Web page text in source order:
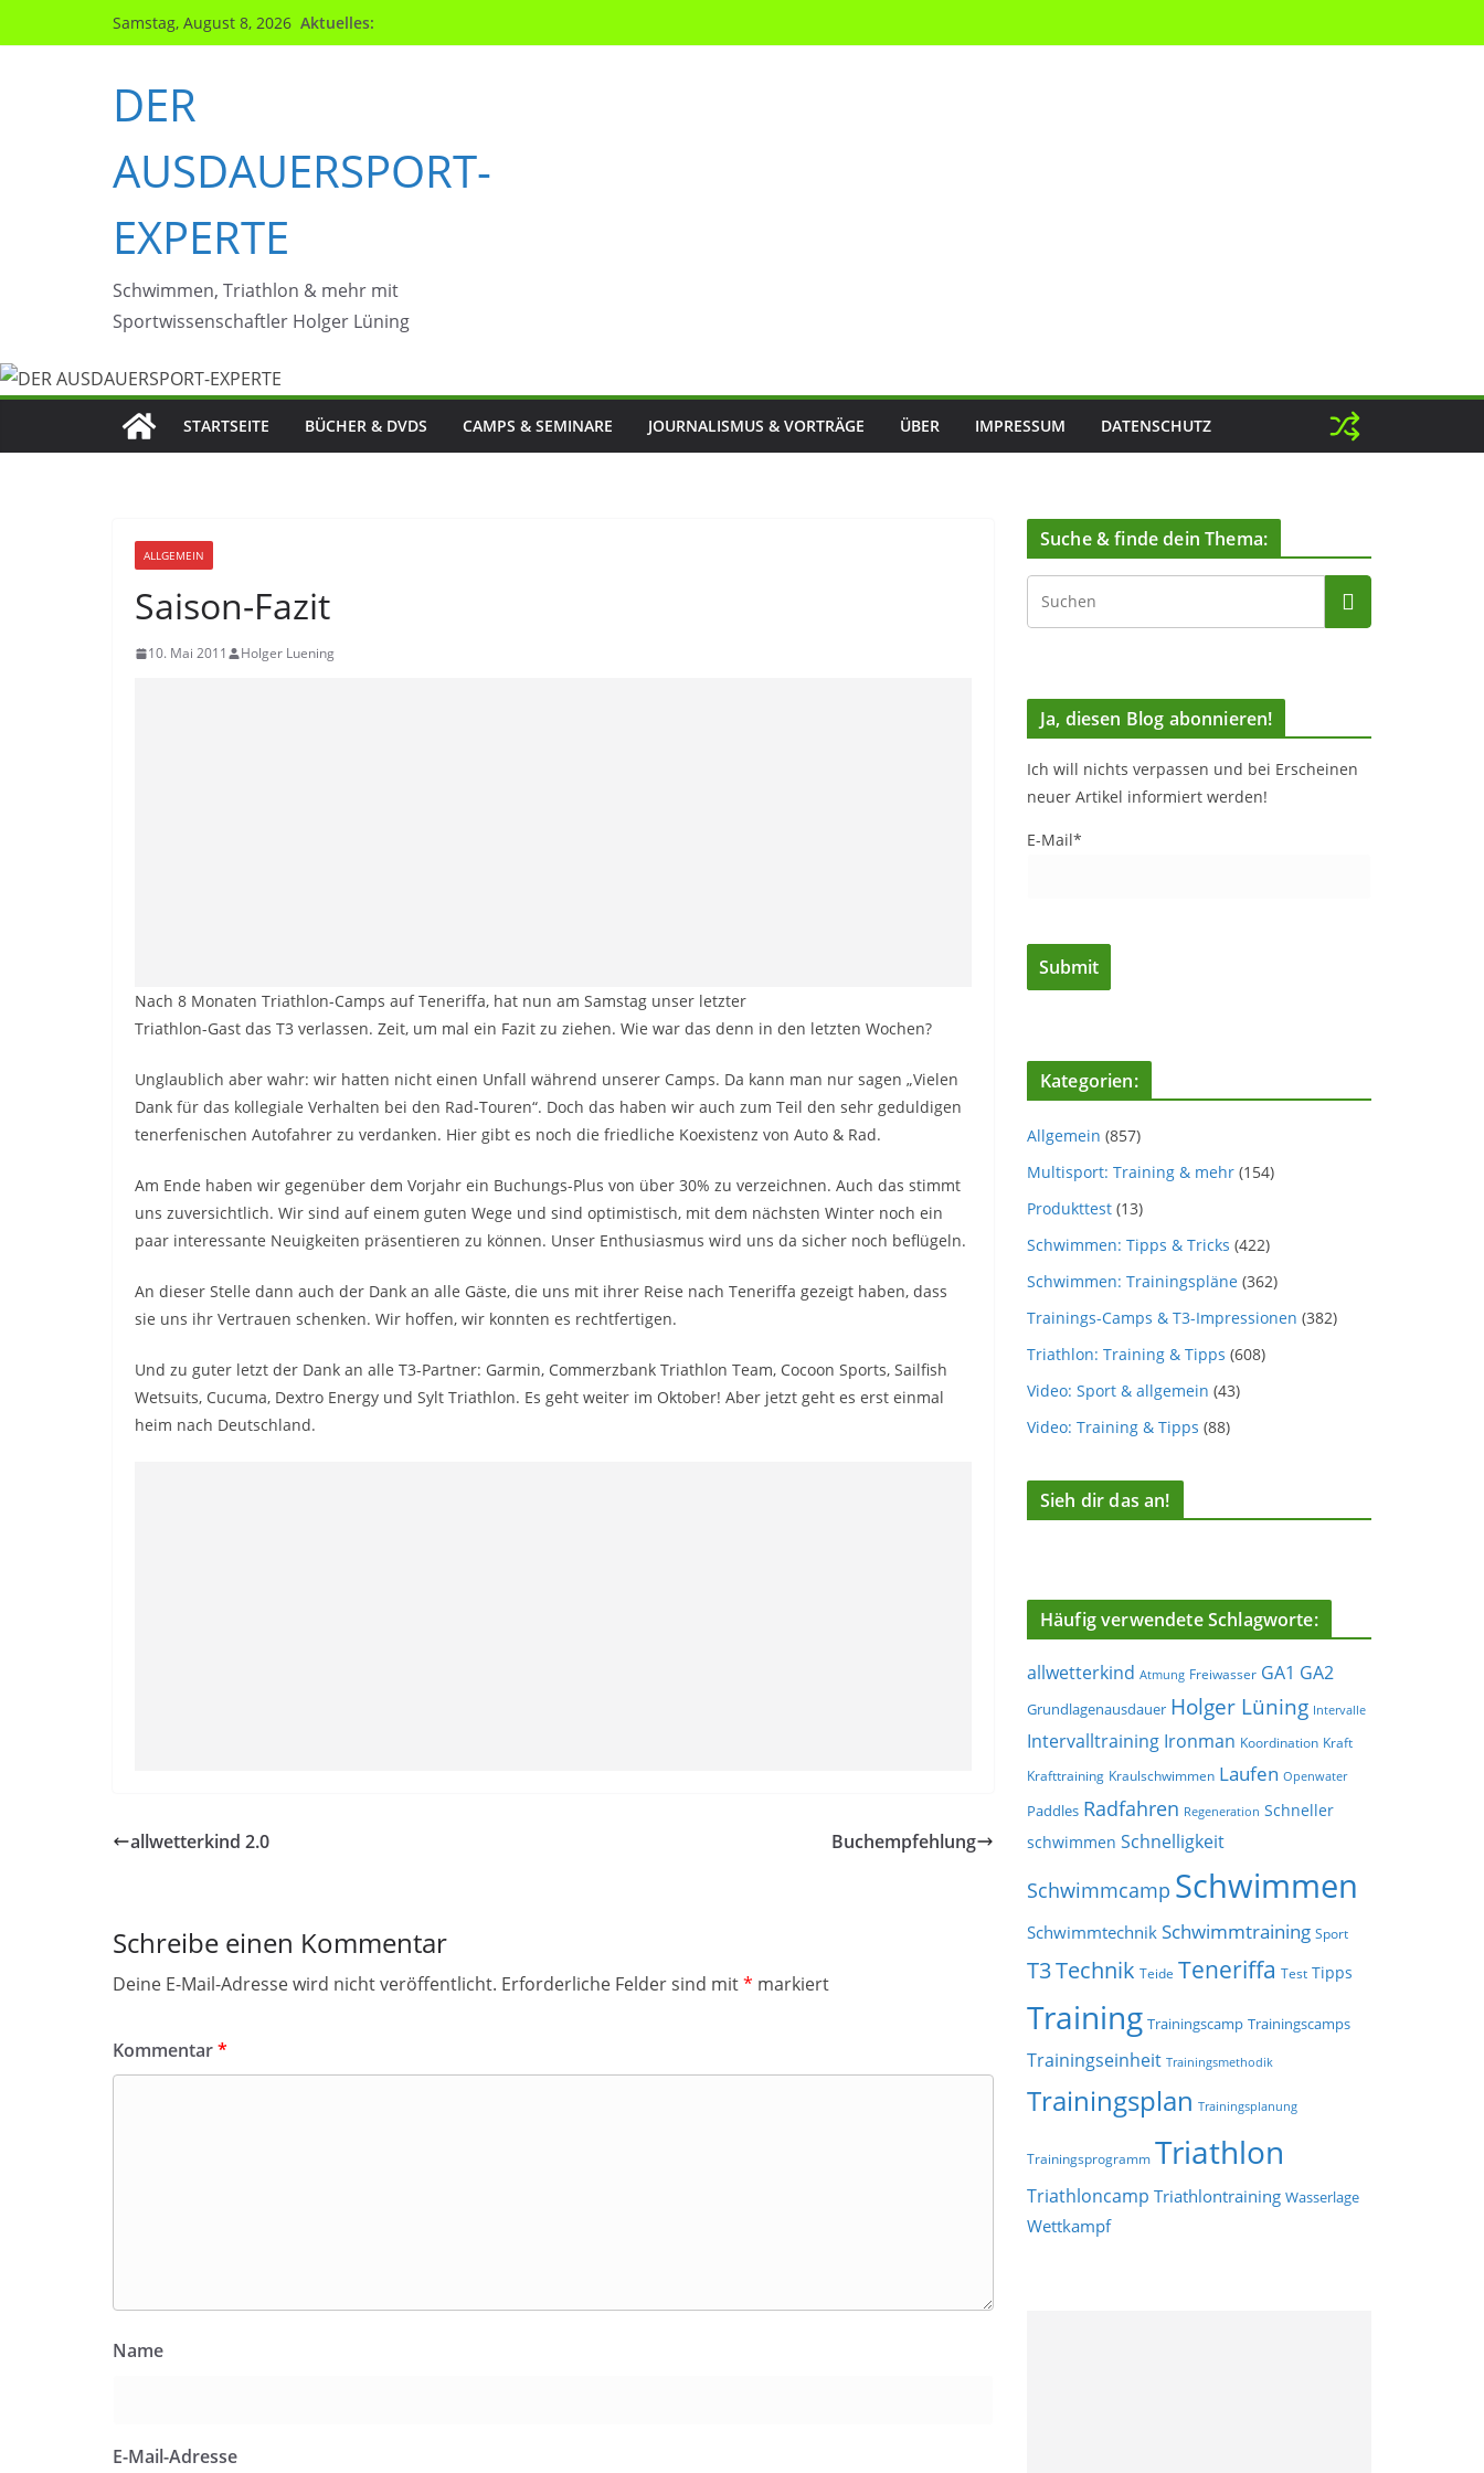
Inhalt
Samstag, August 8, 2026 Aktuelles:
DER
AUSDAUERSPORT-
EXPERTE
Schwimmen, Triathlon & mehr mit
Sportwissenschaftler Holger Lüning
STARTSEITE BÜCHER & DVDS CAMPS & SEMINARE JOURNALISMUS & VORTRÄGE ÜBER IMPRESSUM DATENSCHUTZ
ALLGEMEIN
Saison-Fazit
10. Mai 2011 Holger Luening
Nach 8 Monaten Triathlon-Camps auf Teneriffa, hat nun am Samstag unser letzter
Triathlon-Gast das T3 verlassen. Zeit, um mal ein Fazit zu ziehen. Wie war das denn in den letzten Wochen?
Unglaublich aber wahr: wir hatten nicht einen Unfall während unserer Camps. Da kann man nur sagen „Vielen
Dank für das kollegiale Verhalten bei den Rad-Touren“. Doch das haben wir auch zum Teil den sehr geduldigen
tenerfenischen Autofahrer zu verdanken. Hier gibt es noch die friedliche Koexistenz von Auto & Rad.
Am Ende haben wir gegenüber dem Vorjahr ein Buchungs-Plus von über 30% zu verzeichnen. Auch das stimmt
uns zuversichtlich. Wir sind auf einem guten Wege und sind optimistisch, mit dem nächsten Winter noch ein
paar interessante Neuigkeiten präsentieren zu können. Unser Enthusiasmus wird uns da sicher noch beflügeln.
An dieser Stelle dann auch der Dank an alle Gäste, die uns mit ihrer Reise nach Teneriffa gezeigt haben, dass
sie uns ihr Vertrauen schenken. Wir hoffen, wir konnten es rechtfertigen.
Und zu guter letzt der Dank an alle T3-Partner: Garmin, Commerzbank Triathlon Team, Cocoon Sports, Sailfish
Wetsuits, Cucuma, Dextro Energy und Sylt Triathlon. Es geht weiter im Oktober! Aber jetzt geht es erst einmal
heim nach Deutschland.
allwetterkind 2.0 Buchempfehlung
Schreibe einen Kommentar
Deine E-Mail-Adresse wird nicht veröffentlicht. Erforderliche Felder sind mit* markiert
Kommentar*
Name
E-Mail-Adresse
Suche & finde dein Thema:
Ja, diesen Blog abonnieren!
Ich will nichts verpassen und bei Erscheinen
neuer Artikel informiert werden!
E-Mail*
Kategorien:
Allgemein (857)
Multisport: Training & mehr (154)
Produkttest (13)
Schwimmen: Tipps & Tricks (422)
Schwimmen: Trainingspläne (362)
Trainings-Camps & T3-Impressionen (382)
Triathlon: Training & Tipps (608)
Video: Sport & allgemein (43)
Video: Training & Tipps (88)
Sieh dir das an!
Häufig verwendete Schlagworte:
allwetterkind Atmung Freiwasser GA1 GA2
Grundlagenausdauer Holger Lüning Intervalle
Intervalltraining Ironman Koordination Kraft
Krafttraining Kraulschwimmen Laufen Openwater
Paddles Radfahren Regeneration Schneller
schwimmen Schnelligkeit
Schwimmcamp Schwimmen
Schwimmtechnik Schwimmtraining Sport
T3Technik Teide Teneriffa Test Tipps
Training Trainingscamp Trainingscamps
Trainingseinheit Trainingsmethodik
Trainingsplan Trainingsplanung
Trainingsprogramm Triathlon
Triathloncamp Triathlontraining Wasserlage
Wettkampf